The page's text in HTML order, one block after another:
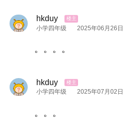
hkduy
小学四年级 2025年06月26日
。。。。
hkduy
小学四年级 2025年07月02日
。。。